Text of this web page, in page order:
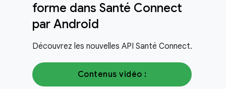
forme dans Santé Connect
par Android
Découvrez les nouvelles API Santé Connect.
Contenus vidéo :